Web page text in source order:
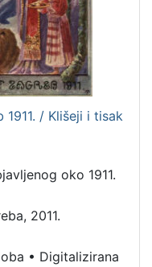
/ Klišeji i tisak
oko 1911.
2011.
• Digitalizirana